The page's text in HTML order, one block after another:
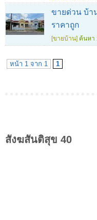
ขายด่วน บ้า
ราคาถูก
[ขายบ้าน] ค้นหา
หน้า 1 จาก 1 1
สังฆสันติสุข 40